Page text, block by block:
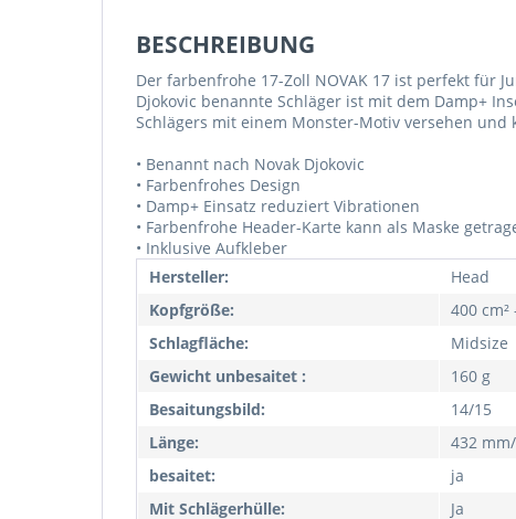
BESCHREIBUNG
Der farbenfrohe 17-Zoll NOVAK 17 ist perfekt für
Djokovic benannte Schläger ist mit dem Damp+
Schlägers mit einem Monster-Motiv versehen
• Benannt nach Novak Djokovic
• Farbenfrohes Design
• Damp+ Einsatz reduziert Vibrationen
• Farbenfrohe Header-Karte kann als Maske
• Inklusive Aufkleber
Hersteller:
Head
Kopfgröße:
400 cm²
Schlagfläche:
Midsize
Gewicht unbesaitet :
160 g
Besaitungsbild:
14/15
Länge:
432
besaitet:
ja
Mit Schlägerhülle:
Ja